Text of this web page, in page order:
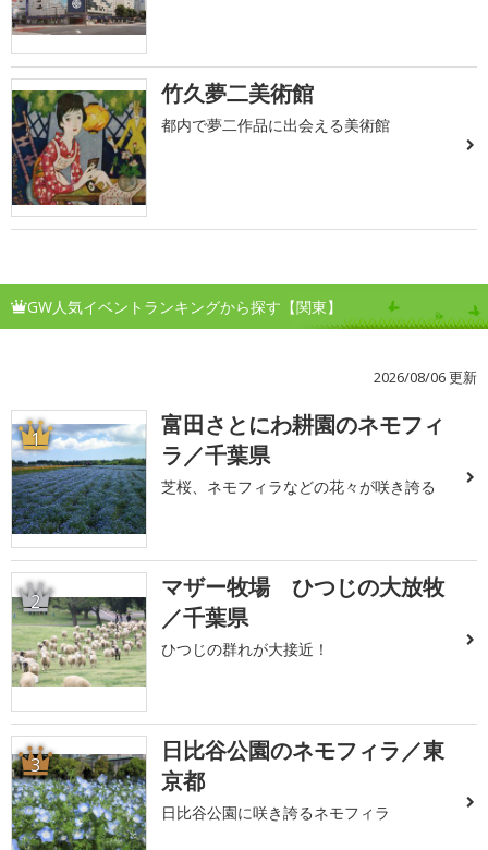
竹久夢二美術館
都内で夢二作品に出会える美術館
GW人気イベントランキングから探す【関東】
2026/08/06 更新
1
富田さとにわ耕園のネモフィ
ラ／千葉県
芝桜、ネモフィラなどの花々が咲き誇る
2
マザー牧場 ひつじの大放牧
／千葉県
ひつじの群れが大接近！
3
日比谷公園のネモフィラ／東
京都
日比谷公園に咲き誇るネモフィラ